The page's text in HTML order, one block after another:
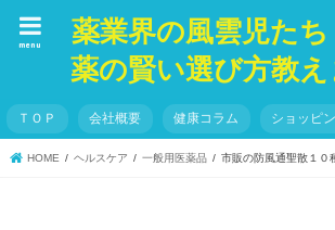
薬業界の風雲児たち
薬の賢い選び方教え
menu
ＴＯＰ 会社概要 健康コラム ショッピ
HOME ヘルスケア 一般用医薬品 市販の防風通聖散１０